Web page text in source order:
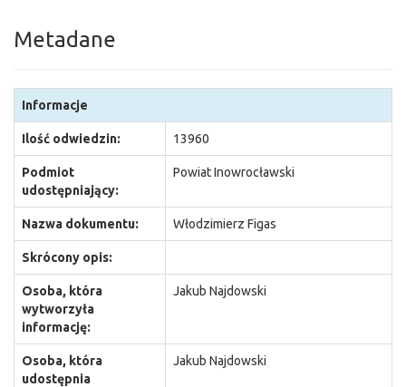
Metadane
Informacje
Ilość odwiedzin: 13960
Podmiot
udostępniający:
Powiat Inowrocławski
Nazwa dokumentu: Włodzimierz Figas
Skrócony opis:
Osoba, która
wytworzyła
informację:
Jakub Najdowski
Osoba, która
udostępnia
Jakub Najdowski